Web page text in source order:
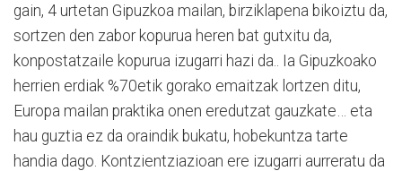
gain, 4 urtetan Gipuzkoa mailan, birziklapena bikoiztu da,
sortzen den zabor kopurua heren bat gutxitu da,
konpostatzaile kopurua izugarri hazi da.. Ia Gipuzkoako
herrien erdiak %70etik gorako emaitzak lortzen ditu,
Europa mailan praktika onen eredutzat gauzkate… eta
hau guztia ez da oraindik bukatu, hobekuntza tarte
handia dago. Kontzientziazioan ere izugarri aurreratu da